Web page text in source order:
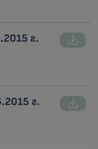
г.
г.